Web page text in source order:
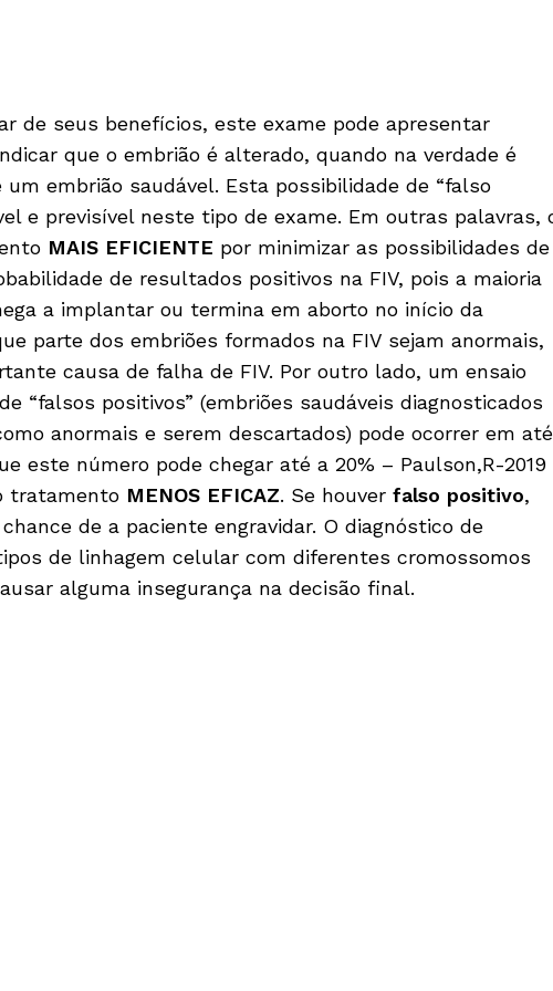
de seus benefícios, este exame pode apresentar
que o embrião é alterado, quando na verdade é
embrião saudável. Esta possibilidade de “falso
e previsível neste tipo de exame. Em outras palavras,
MAIS EFICIENTE por minimizar as possibilidades de
de resultados positivos na FIV, pois a maioria
a implantar ou termina em aborto no início da
parte dos embriões formados na FIV sejam anormais,
causa de falha de FIV. Por outro lado, um ensaio
“falsos positivos” (embriões saudáveis diagnosticados
anormais e serem descartados) pode ocorrer em até
este número pode chegar até a 20% – Paulson,R-2019
tratamento MENOS EFICAZ. Se houver falso positivo,
de a paciente engravidar. O diagnóstico de
de linhagem celular com diferentes cromossomos
alguma insegurança na decisão final.